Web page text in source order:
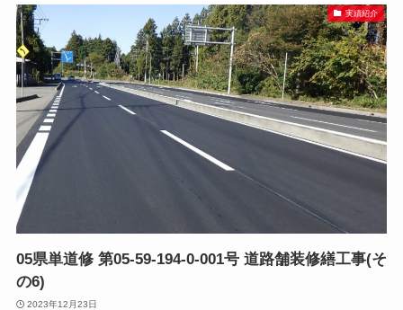
実績紹介
05県単道修 第05-59-194-0-001号 道路舗装修繕工事(そ
の6)
2023年12月23日